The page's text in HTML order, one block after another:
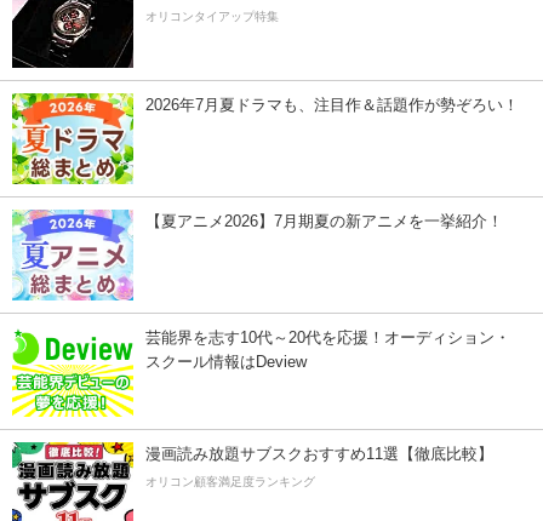
オリコンタイアップ特集
2026年7月夏ドラマも、注目作＆話題作が勢ぞろい！
【夏アニメ2026】7月期夏の新アニメを一挙紹介！
芸能界を志す10代～20代を応援！オーディション・
スクール情報はDeview
漫画読み放題サブスクおすすめ11選【徹底比較】
オリコン顧客満足度ランキング